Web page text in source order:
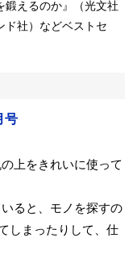
鍛えるのか』（光文社
ド社）などベストセ
号
上をきれいに使って
ると、モノを探すの
しまったりして、仕